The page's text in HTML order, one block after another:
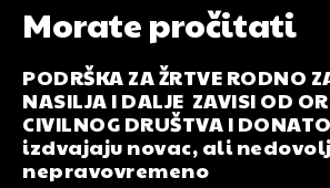
Morate pročitati
PODRŠKA ZA ŽRTVE RODNO
NASILJA I DALJE ZAVISI OD
CIVILNOG DRUŠTVA I
izdvajaju novac, ali
nepravovremeno